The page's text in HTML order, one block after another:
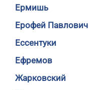
Ермишь
Ерофей Павлович
Ессентуки
Ефремов
Жарковский